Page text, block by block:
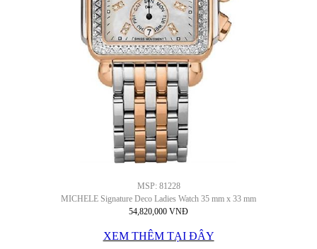
MSP: 81228
MICHELE Signature Deco Ladies Watch 35 mm x 33 mm
54,820,000 VNĐ
XEM THÊM TẠI ĐÂY